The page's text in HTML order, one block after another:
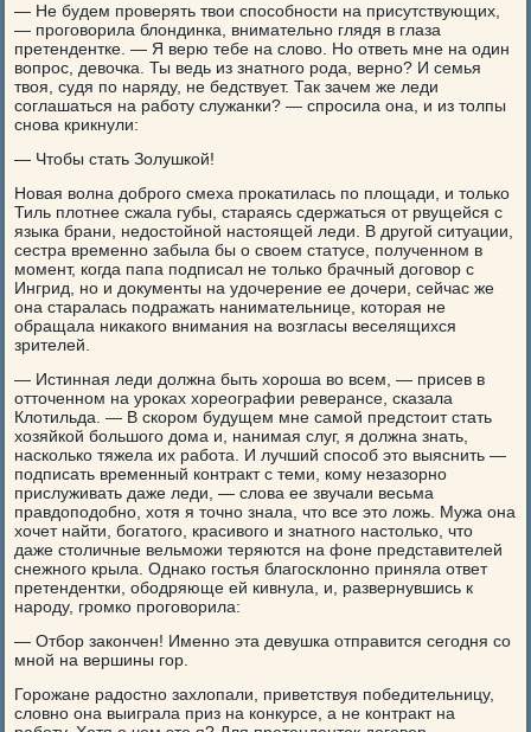
— Не будем проверять твои способности на присутствующих,
— проговорила блондинка, внимательно глядя в глаза
претендентке. — Я верю тебе на слово. Но ответь мне на один
вопрос, девочка. Ты ведь из знатного рода, верно? И семья
твоя, судя по наряду, не бедствует. Так зачем же леди
соглашаться на работу служанки? — спросила она, и из толпы
снова крикнули:
— Чтобы стать Золушкой!
Новая волна доброго смеха прокатилась по площади, и только
Тиль плотнее сжала губы, стараясь сдержаться от рвущейся с
языка брани, недостойной настоящей леди. В другой ситуации,
сестра временно забыла бы о своем статусе, полученном в
момент, когда папа подписал не только брачный договор с
Ингрид, но и документы на удочерение ее дочери, сейчас же
она старалась подражать нанимательнице, которая не
обращала никакого внимания на возгласы веселящихся
зрителей.
— Истинная леди должна быть хороша во всем, — присев в
отточенном на уроках хореографии реверансе, сказала
Клотильда. — В скором будущем мне самой предстоит стать
хозяйкой большого дома и, нанимая слуг, я должна знать,
насколько тяжела их работа. И лучший способ это выяснить —
подписать временный контракт с теми, кому незазорно
прислуживать даже леди, — слова ее звучали весьма
правдоподобно, хотя я точно знала, что все это ложь. Мужа она
хочет найти, богатого, красивого и знатного настолько, что
даже столичные вельможи теряются на фоне представителей
снежного крыла. Однако гостья благосклонно приняла ответ
претендентки, ободряюще ей кивнула, и, развернувшись к
народу, громко проговорила:
— Отбор закончен! Именно эта девушка отправится сегодня со
мной на вершины гор.
Горожане радостно захлопали, приветствуя победительницу,
словно она выиграла приз на конкурсе, а не контракт на